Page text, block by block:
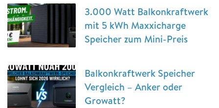
3.000 Watt Balkonkraftwerk
mit 5 kWh Maxxicharge
Speicher zum Mini-Preis
Balkonkraftwerk Speicher
Vergleich – Anker oder
Growatt?